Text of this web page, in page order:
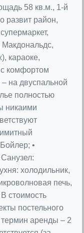
58 кв.м., 1-й
развит район,
караоке,
с комфортом
на двуспальной
полностью
никаими
•
холодильник,
печь,
стоимость
постельного
аренды – 2